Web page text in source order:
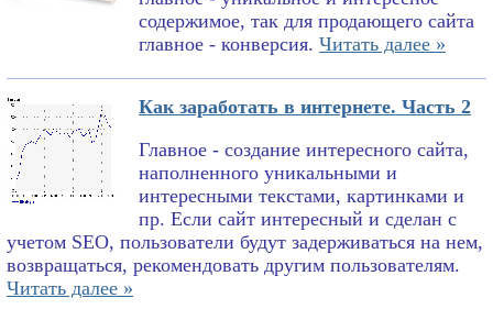
содержимое, так для продающего сайта
главное - конверсия. Читать далее »
Как заработать в интернете. Часть 2
Главное - создание интересного сайта,
наполненного уникальными и
интересными текстами, картинками и
пр. Если сайт интересный и сделан с
учетом SEO, пользователи будут задерживаться на нем,
возвращаться, рекомендовать другим пользователям.
Читать далее »